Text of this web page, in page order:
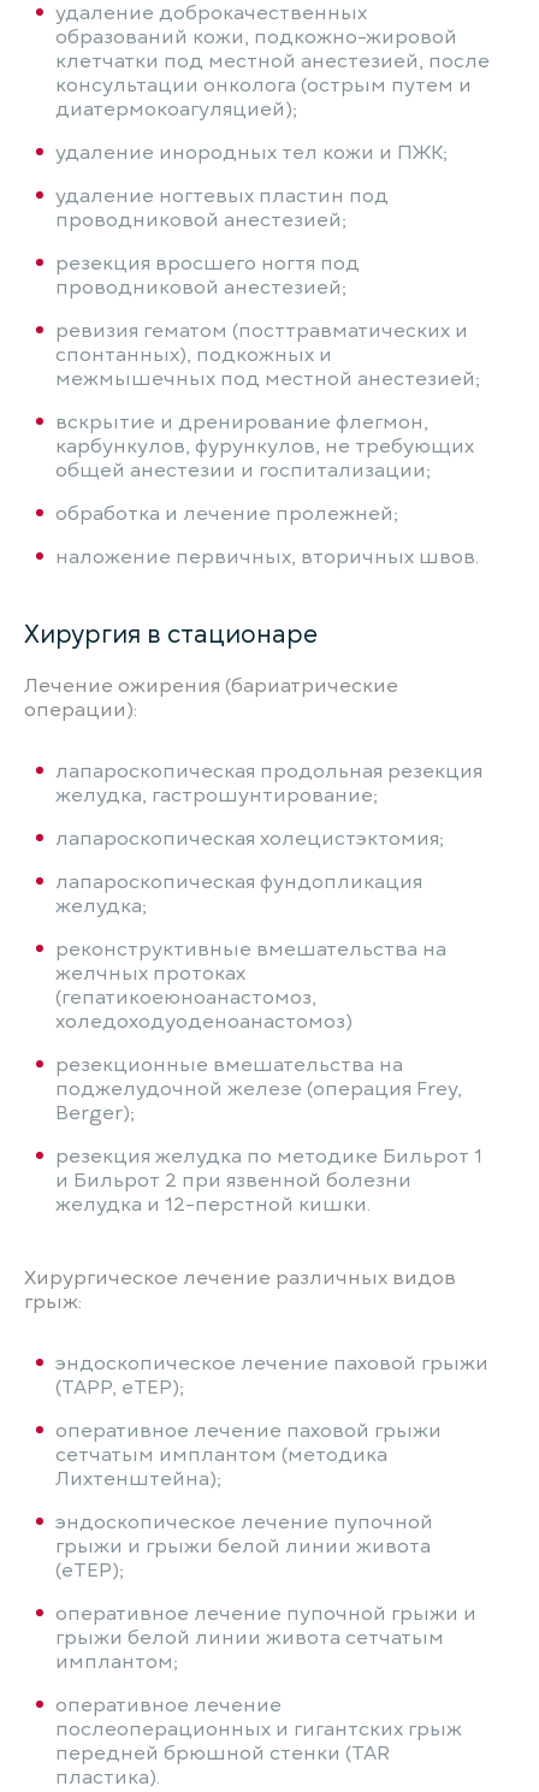
удаление доброкачественных
образований кожи, подкожно-жировой
клетчатки под местной анестезией, после
консультации онколога (острым путем и
диатермокоагуляцией);
удаление инородных тел кожи и ПЖК;
удаление ногтевых пластин под
проводниковой анестезией;
резекция вросшего ногтя под
проводниковой анестезией;
ревизия гематом (посттравматических и
спонтанных), подкожных и
межмышечных под местной анестезией;
вскрытие и дренирование флегмон,
карбункулов, фурункулов, не требующих
общей анестезии и госпитализации;
обработка и лечение пролежней;
наложение первичных, вторичных швов.
Хирургия в стационаре
Лечение ожирения (бариатрические
операции):
лапароскопическая продольная резекция
желудка, гастрошунтирование;
лапароскопическая холецистэктомия;
лапароскопическая фундопликация
желудка;
реконструктивные вмешательства на
желчных протоках
(гепатикоеюноанастомоз,
холедоходуоденоанастомоз)
резекционные вмешательства на
поджелудочной железе (операция Frey,
Berger);
резекция желудка по методике Бильрот 1
и Бильрот 2 при язвенной болезни
желудка и 12-перстной кишки.
Хирургическое лечение различных видов
грыж:
эндоскопическое лечение паховой грыжи
(TAPP, eTEP);
оперативное лечение паховой грыжи
сетчатым имплантом (методика
Лихтенштейна);
эндоскопическое лечение пупочной
грыжи и грыжи белой линии живота
(eTEP);
оперативное лечение пупочной грыжи и
грыжи белой линии живота сетчатым
имплантом;
оперативное лечение
послеоперационных и гигантских грыж
передней брюшной стенки (TAR
пластика).